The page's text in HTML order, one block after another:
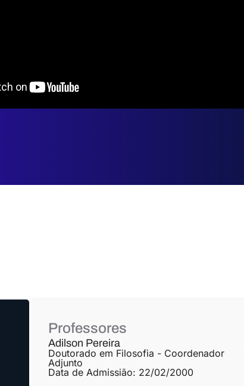
Professores
Adilson Pereira
Doutorado em Filosofia - Coordenador
Adjunto
Data de Admissião: 22/02/2000